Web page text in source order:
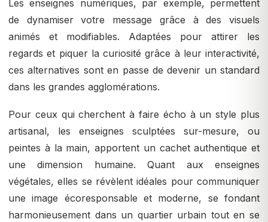
Les enseignes numériques, par exemple, permettent
de dynamiser votre message grâce à des visuels
animés et modifiables. Adaptées pour attirer les
regards et piquer la curiosité grâce à leur interactivité,
ces alternatives sont en passe de devenir un standard
dans les grandes agglomérations.
Pour ceux qui cherchent à faire écho à un style plus
artisanal, les enseignes sculptées sur-mesure, ou
peintes à la main, apportent un cachet authentique et
une dimension humaine. Quant aux enseignes
végétales, elles se révèlent idéales pour communiquer
une image écoresponsable et moderne, se fondant
harmonieusement dans un quartier urbain tout en se